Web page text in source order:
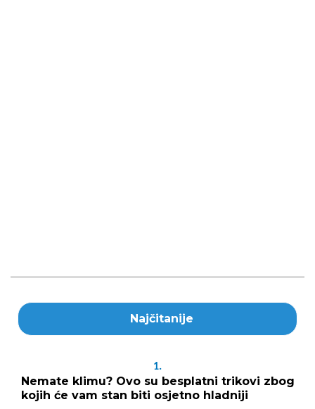
Najčitanije
1.
Nemate klimu? Ovo su besplatni trikovi zbog
kojih će vam stan biti osjetno hladniji